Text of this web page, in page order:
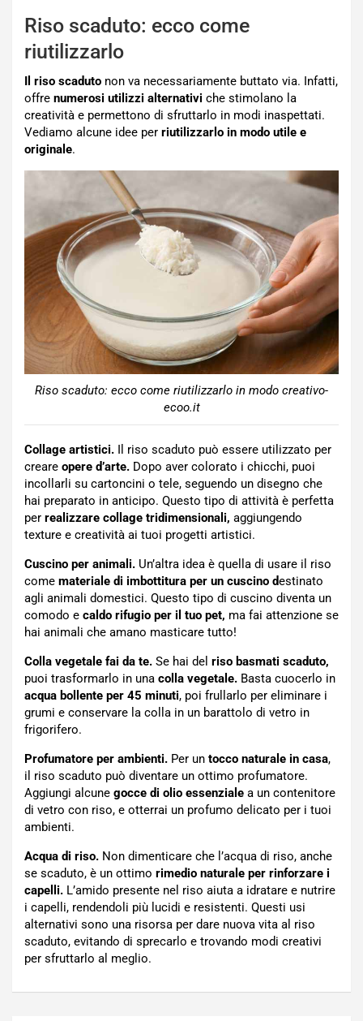
Riso scaduto: ecco come
riutilizzarlo
Il riso scaduto non va necessariamente buttato via. Infatti,
offre numerosi utilizzi alternativi che stimolano la
creatività e permettono di sfruttarlo in modi inaspettati.
Vediamo alcune idee per riutilizzarlo in modo utile e
originale.
Riso scaduto: ecco come riutilizzarlo in modo creativo-
ecoo.it
Collage artistici.
Il riso scaduto può essere utilizzato per
creare opere d’arte. Dopo aver colorato i chicchi, puoi
incollarli su cartoncini o tele, seguendo un disegno che
hai preparato in anticipo. Questo tipo di attività è perfetta
per realizzare collage tridimensionali, aggiungendo
texture e creatività ai tuoi progetti artistici.
Cuscino per animali. Un’altra idea è quella di usare il riso
come materiale di imbottitura per un cuscino destinato
agli animali domestici. Questo tipo di cuscino diventa un
comodo e caldo rifugio per il tuo pet, ma fai attenzione se
hai animali che amano masticare tutto!
Colla vegetale fai da te. Se hai del riso basmati scaduto,
puoi trasformarlo in una colla vegetale. Basta cuocerlo in
acqua bollente per 45 minuti, poi frullarlo per eliminare i
grumi e conservare la colla in un barattolo di vetro in
frigorifero.
Profumatore per ambienti. Per un tocco naturale in casa,
il riso scaduto può diventare un ottimo profumatore.
Aggiungi alcune gocce di olio essenziale a un contenitore
di vetro con riso, e otterrai un profumo delicato per i tuoi
ambienti.
Acqua di riso. Non dimenticare che l’acqua di riso, anche
se scaduto, è un ottimo rimedio naturale per rinforzare i
capelli. L’amido presente nel riso aiuta a idratare e nutrire
i capelli, rendendoli più lucidi e resistenti. Questi usi
alternativi sono una risorsa per dare nuova vita al riso
scaduto, evitando di sprecarlo e trovando modi creativi
per sfruttarlo al meglio.